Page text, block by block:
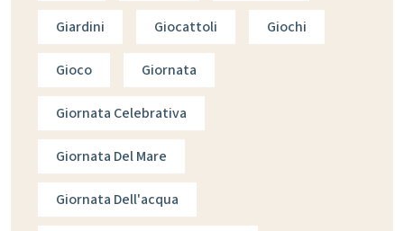
Giardini Giocattoli Giochi
Gioco Giornata
Giornata Celebrativa
Giornata Del Mare
Giornata Dell'acqua